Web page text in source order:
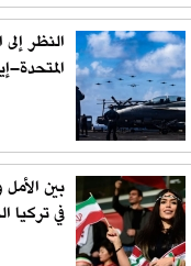
النظر
بين
في تركيا